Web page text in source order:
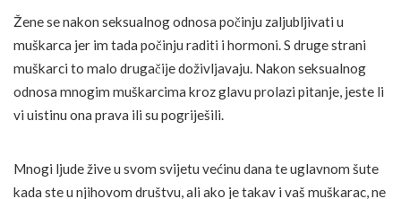
Žene se nakon seksualnog odnosa počinju zaljubljivati u
muškarca jer im tada počinju raditi i hormoni. S druge strani
muškarci to malo drugačije doživljavaju. Nakon seksualnog
odnosa mnogim muškarcima kroz glavu prolazi pitanje, jeste li
vi uistinu ona prava ili su pogriješili.
Mnogi ljude žive u svom svijetu većinu dana te uglavnom šute
kada ste u njihovom društvu, ali ako je takav i vaš muškarac, ne